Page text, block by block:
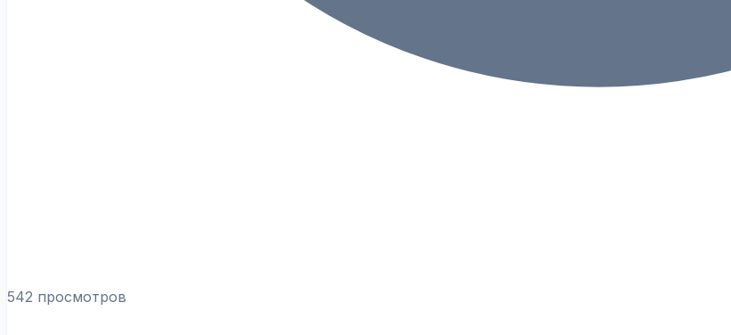
542 просмотров